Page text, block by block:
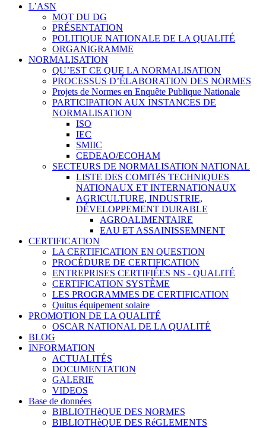
L’ASN
MOT DU DG
PRÉSENTATION
POLITIQUE NATIONALE DE LA QUALITÉ
ORGANIGRAMME
NORMALISATION
QU’EST CE QUE LA NORMALISATION
PROCESSUS D’ÉLABORATION DES NORMES
Projets de Normes en Enquête Publique Nationale
PARTICIPATION AUX INSTANCES DE
NORMALISATION
ISO
IEC
SMIIC
CEDEAO/ECOHAM
SECTEURS DE NORMALISATION NATIONAL
LISTE DES COMITéS TECHNIQUES
NATIONAUX ET INTERNATIONAUX
AGRICULTURE, INDUSTRIE,
DÉVELOPPEMENT DURABLE
AGROALIMENTAIRE
EAU ET ASSAINISSEMNENT
CERTIFICATION
LA CERTIFICATION EN QUESTION
PROCÉDURE DE CERTIFICATION
ENTREPRISES CERTIFIÉES NS - QUALITÉ
CERTIFICATION SYSTÈME
LES PROGRAMMES DE CERTIFICATION
Quitus équipement solaire
PROMOTION DE LA QUALITÉ
OSCAR NATIONAL DE LA QUALITÉ
BLOG
INFORMATION
ACTUALITÉS
DOCUMENTATION
GALERIE
VIDEOS
Base de données
BIBLIOTHèQUE DES NORMES
BIBLIOTHèQUE DES RéGLEMENTS